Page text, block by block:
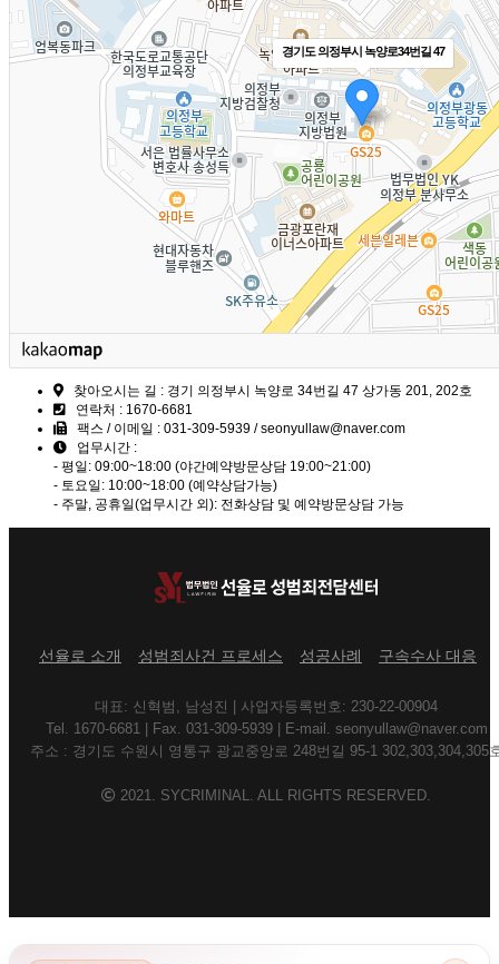
경기도 의정부시 녹양로34번길 47
찾아오시는 길 : 경기 의정부시 녹양로 34번길 47 상가동 201, 202호
연락처 : 1670-6681
팩스 / 이메일 : 031-309-5939 / seonyullaw@naver.com
업무시간 :
- 평일: 09:00~18:00 (야간예약방문상담 19:00~21:00)
- 토요일: 10:00~18:00 (예약상담가능)
- 주말, 공휴일(업무시간 외): 전화상담 및 예약방문상담 가능
선율로 소개 성범죄사건 프로세스 성공사례 구속수사 대응
대표: 신혁범, 남성진 | 사업자등록번호: 230-22-00904
Tel. 1670-6681 | Fax. 031-309-5939 | E-mail. seonyullaw@naver.com
주소 : 경기도 수원시 영통구 광교중앙로 248번길 95-1 302,303,304,305
2021. SYCRIMINAL. ALL RIGHTS RESERVED.